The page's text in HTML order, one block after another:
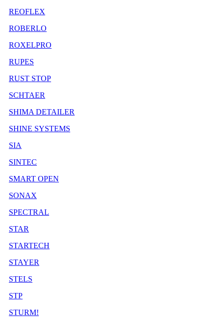
REOFLEX
ROBERLO
ROXELPRO
RUPES
RUST STOP
SCHTAER
SHIMA DETAILER
SHINE SYSTEMS
SIA
SINTEC
SMART OPEN
SONAX
SPECTRAL
STAR
STARTECH
STAYER
STELS
STP
STURM!